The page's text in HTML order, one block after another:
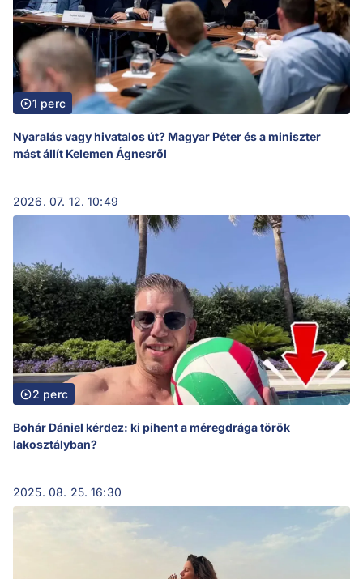
1 perc
Nyaralás vagy hivatalos út? Magyar Péter és a miniszter
mást állít Kelemen Ágnesről
2026. 07. 12. 10:49
2 perc
Bohár Dániel kérdez: ki pihent a méregdrága török
lakosztályban?
2025. 08. 25. 16:30